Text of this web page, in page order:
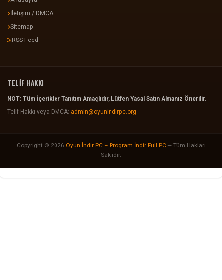
İletişim / DMCA
Sitemap
RSS Feed
TELİF HAKKI
NOT: Tüm İçerikler Tanıtım Amaçlıdır, Lütfen Yasal Satın Almanız Önerilir.
Telif Hakkı veya DMCA: admin@oyunindirpc.org
Copyright © 2026 Oyun İndir PC – Program İndir Full PC — Tüm Hakları
Saklıdır.